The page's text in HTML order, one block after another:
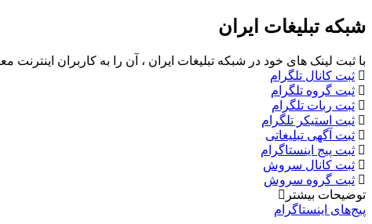
شبکه تبلیغات ایران
با ثبت لینک های خود در شبکه تبلیغات ایران ، آن را به کاربران
ثبت کانال تلگرام
ثبت گروه تلگرام
ثبت ربات تلگرام
ثبت استیکر تلگرام
ثبت آگهی تبلیغاتی
ثبت پیج اینستاگرام
ثبت کانال سروش
ثبت گروه سروش
توضیحات بیشتر
پیج‌های اینستاگرام